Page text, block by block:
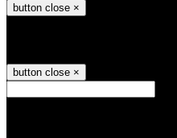
button close ×
button close ×